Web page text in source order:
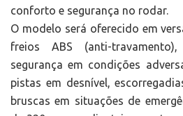
conforto e segurança no rodar.
O modelo será oferecido em
freios ABS (anti-
segurança em condições
pistas em desnível,
bruscas em situações de